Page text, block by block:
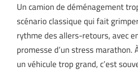
Un camion de déménagement
scénario classique qui fait
rythme des allers-retours, avec
promesse d’un stress marathon.
un véhicule trop grand, c’est